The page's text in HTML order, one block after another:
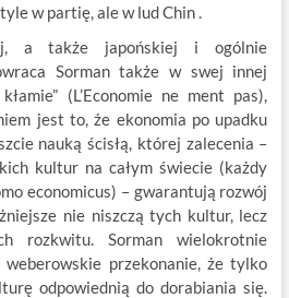
w partię, ale w lud Chin .
a także japońskiej i ogólnie
Sorman także w swej innej
(L’Economie ne ment pas),
jest to, że ekonomia po upadku
nauką ścisłą, której zalecenia –
kultur na całym świecie (każdy
economicus) – gwarantują rozwój
nie niszczą tych kultur, lecz
rozkwitu. Sorman wielokrotnie
przekonanie, że tylko
odpowiednią do dorabiania się.